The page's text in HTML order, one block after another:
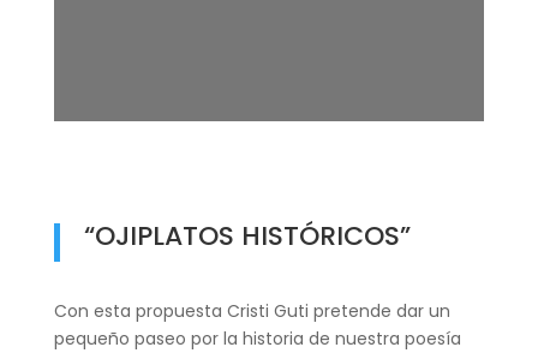
“OJIPLATOS HISTÓRICOS”
Con esta propuesta Cristi Guti pretende dar un
pequeño paseo por la historia de nuestra poesía